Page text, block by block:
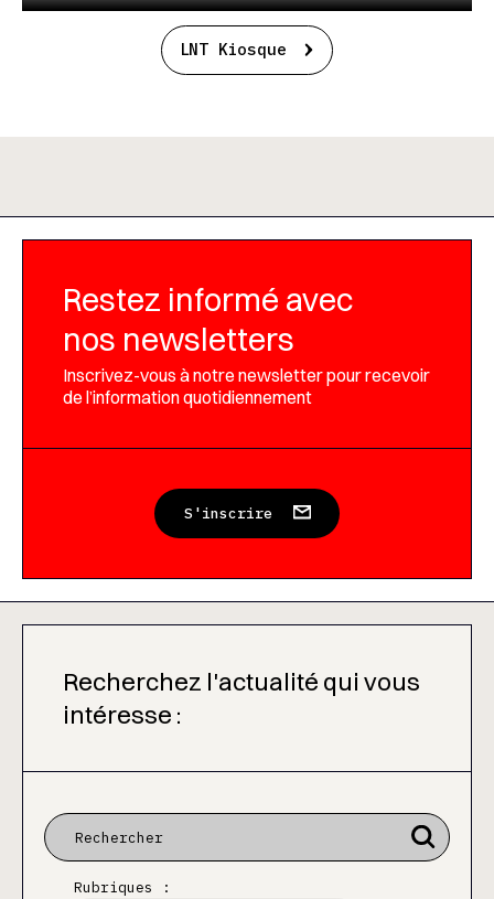
LNT Kiosque
Restez informé avec
nos newsletters
Inscrivez-vous à notre newsletter pour recevoir
de l’information quotidiennement
S'inscrire
Recherchez l'actualité qui vous
intéresse :
Rubriques :